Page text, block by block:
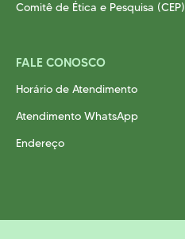
Comitê de Ética e Pesquisa (CEP)
FALE CONOSCO
Horário de Atendimento
Atendimento WhatsApp
Endereço